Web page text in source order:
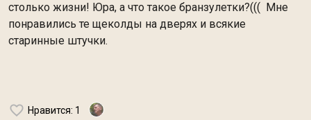
столько жизни! Юра, а что такое бранзулетки?((( Мне
понравились те щеколды на дверях и всякие
старинные штучки.
Нравится: 1